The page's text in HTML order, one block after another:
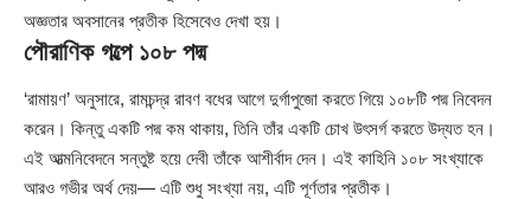
অজ্ঞতার অবসানের প্রতীক হিসেবেও দেখা হয়।
পৌরাণিক গল্পে ১০৮ পদ্ম
‘রামায়ণ’ অনুসারে, রামচন্দ্র রাবণ বধের আগে দুর্গাপুজো করতে গিয়ে ১০৮টি পদ্ম নিবেদন
করেন। কিন্তু একটি পদ্ম কম থাকায়, তিনি তাঁর একটি চোখ উৎসর্গ করতে উদ্যত হন।
এই আত্মনিবেদনে সন্তুষ্ট হয়ে দেবী তাঁকে আশীর্বাদ দেন। এই কাহিনি ১০৮ সংখ্যাকে
আরও গভীর অর্থ দেয়— এটি শুধু সংখ্যা নয়, এটি পূর্ণতার প্রতীক।